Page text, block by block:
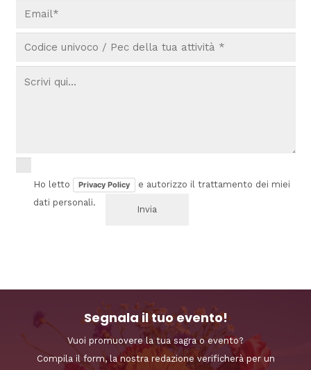
Ho letto Privacy Policy
e autorizzo il trattamento dei miei
dati personali.
Segnala il tuo evento!
Vuoi promuovere la tua sagra o evento?
Compila il form, la nostra redazione verificherà per un